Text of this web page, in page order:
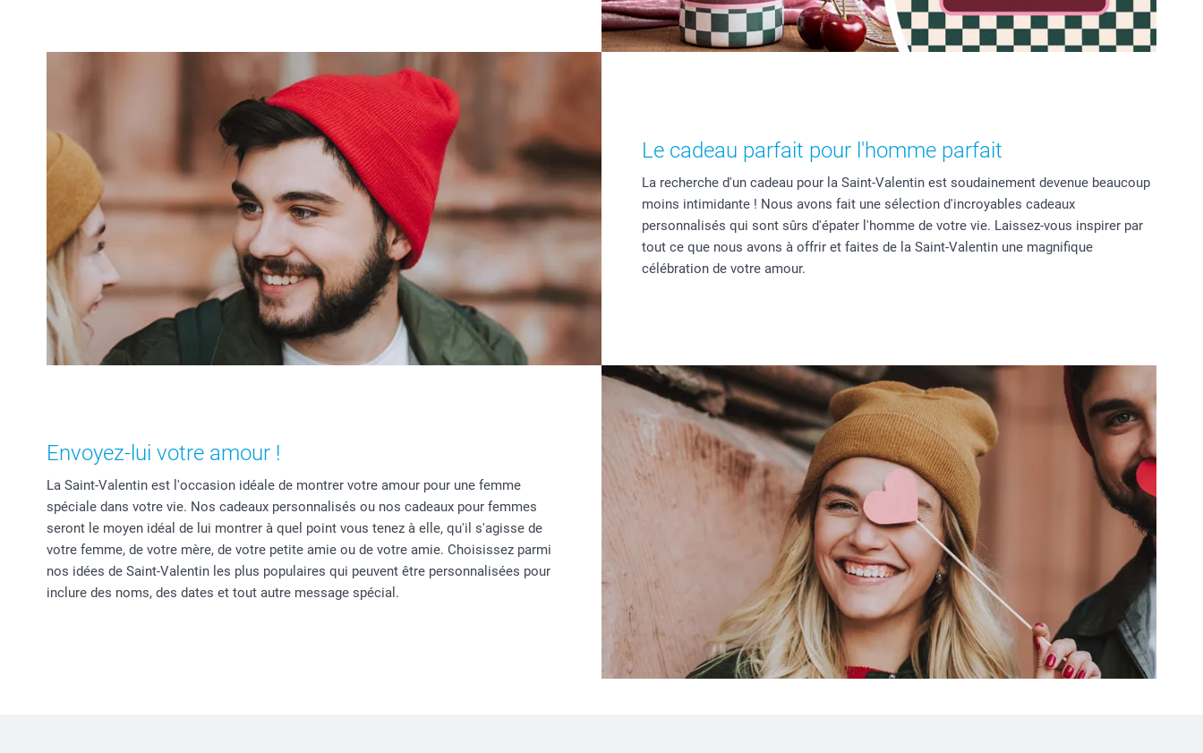
Le cadeau parfait pour l'homme parfait
La recherche d'un cadeau pour la Saint-Valentin est soudainement devenue beaucoup
moins intimidante ! Nous avons fait une sélection d'incroyables cadeaux
personnalisés qui sont sûrs d'épater l'homme de votre vie. Laissez-vous inspirer par
tout ce que nous avons à offrir et faites de la Saint-Valentin une magnifique
célébration de votre amour.
Envoyez-lui votre amour !
La Saint-Valentin est l'occasion idéale de montrer votre amour pour une femme
spéciale dans votre vie. Nos cadeaux personnalisés ou nos cadeaux pour femmes
seront le moyen idéal de lui montrer à quel point vous tenez à elle, qu'il s'agisse de
votre femme, de votre mère, de votre petite amie ou de votre amie. Choisissez parmi
nos idées de Saint-Valentin les plus populaires qui peuvent être personnalisées pour
inclure des noms, des dates et tout autre message spécial.